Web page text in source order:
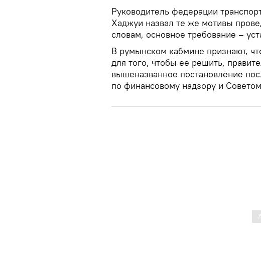
Руководитель федерации
Хаджуи назвал те же мотивы
словам, основное требование –
В румынском кабмине признают,
для того, чтобы ее решить,
вышеназванное постановление
по финансовому надзору и